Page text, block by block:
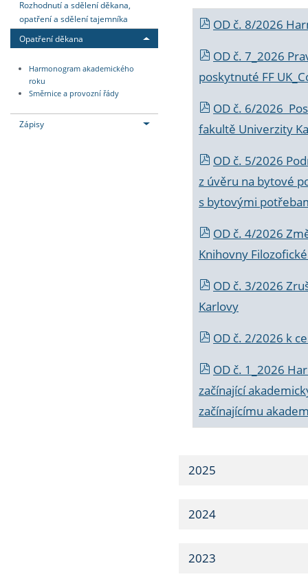
Rozhodnutí a sdělení děkana,
opatření a sdělení tajemníka
Opatření děkana
Harmonogram akademického
roku
Směrnice a provozní řády
Zápisy
OD č. 8/2026
OD č. 7_2026
poskytnuté FF
OD č. 6/2026
fakultě Univerzity
OD č. 5/2026
z úvěru na bytové
s bytovými
OD č. 4/2026
Knihovny
OD č. 3/2026
Karlovy
OD č. 2/2026 k
OD č. 1_2026
začínající
začínajícímu
2025
2024
2023